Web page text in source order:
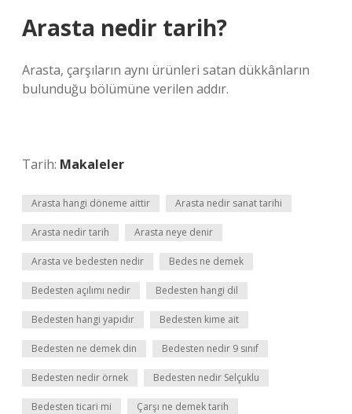
Arasta nedir tarih?
Arasta, çarşıların aynı ürünleri satan dükkânların
bulunduğu bölümüne verilen addır.
Tarih: Makaleler
Arasta hangi döneme aittir Arasta nedir sanat tarihi
Arasta nedir tarih Arasta neye denir
Arasta ve bedesten nedir Bedes ne demek
Bedesten açılımı nedir Bedesten hangi dil
Bedesten hangi yapıdır Bedesten kime ait
Bedesten ne demek din Bedesten nedir 9 sınıf
Bedesten nedir örnek Bedesten nedir Selçuklu
Bedesten ticari mi Çarşı ne demek tarih